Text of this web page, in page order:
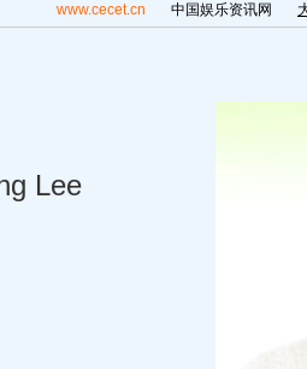
www.cecet.cn 中国娱乐资讯网
Lee